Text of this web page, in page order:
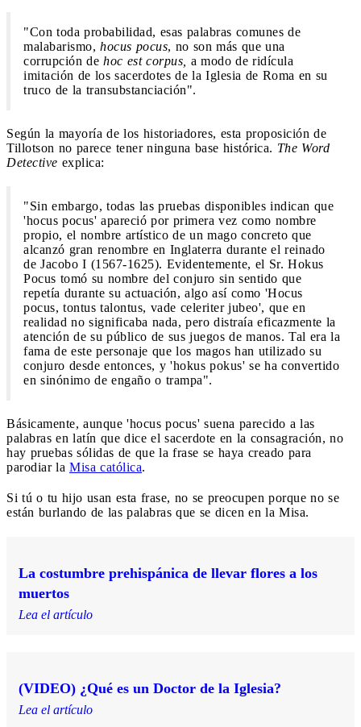
"Con toda probabilidad, esas palabras comunes de
malabarismo, hocus pocus, no son más que una
corrupción de hoc est corpus, a modo de ridícula
imitación de los sacerdotes de la Iglesia de Roma en su
truco de la transubstanciación".
Según la mayoría de los historiadores, esta proposición de
Tillotson no parece tener ninguna base histórica. The Word
Detective explica:
"Sin embargo, todas las pruebas disponibles indican que
'hocus pocus' apareció por primera vez como nombre
propio, el nombre artístico de un mago concreto que
alcanzó gran renombre en Inglaterra durante el reinado
de Jacobo I (1567-1625). Evidentemente, el Sr. Hokus
Pocus tomó su nombre del conjuro sin sentido que
repetía durante su actuación, algo así como 'Hocus
pocus, tontus talontus, vade celeriter jubeo', que en
realidad no significaba nada, pero distraía eficazmente la
atención de su público de sus juegos de manos. Tal era la
fama de este personaje que los magos han utilizado su
conjuro desde entonces, y 'hokus pokus' se ha convertido
en sinónimo de engaño o trampa".
Básicamente, aunque 'hocus pocus' suena parecido a las
palabras en latín que dice el sacerdote en la consagración, no
hay pruebas sólidas de que la frase se haya creado para
parodiar la Misa católica.
Si tú o tu hijo usan esta frase, no se preocupen porque no se
están burlando de las palabras que se dicen en la Misa.
La costumbre prehispánica de llevar flores a los
muertos
Lea el artículo
(VIDEO) ¿Qué es un Doctor de la Iglesia?
Lea el artículo